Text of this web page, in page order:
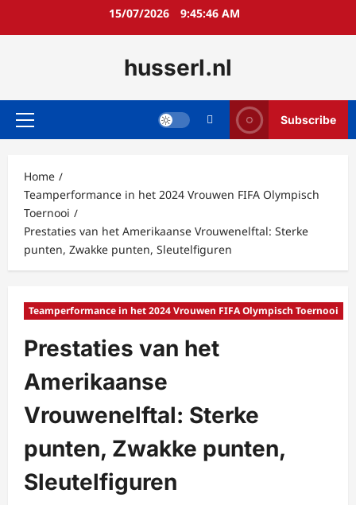
15/07/2026 9:45:48 AM
husserl.nl
Primary
Subscribe
Home
Teamperformance in het 2024 Vrouwen FIFA Olympisch
Toernooi
Prestaties van het Amerikaanse Vrouwenelftal: Sterke
punten, Zwakke punten, Sleutelfiguren
Teamperformance in het 2024 Vrouwen FIFA Olympisch Toernooi
Prestaties van het
Amerikaanse
Vrouwenelftal: Sterke
punten, Zwakke punten,
Sleutelfiguren